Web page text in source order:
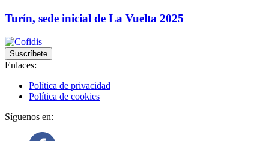
Turín, sede inicial de La Vuelta 2025
Suscríbete
Enlaces:
Política de privacidad
Política de cookies
Síguenos en: